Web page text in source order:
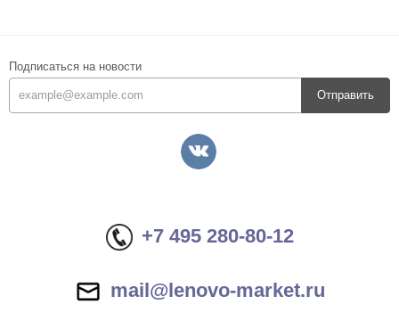
Подписаться на новости
Отправить
+7 495 280-80-12
mail@lenovo-market.ru